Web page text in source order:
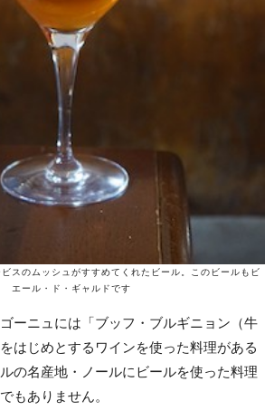
スのムッシュがすすめてくれたビール。このビールもビ
エール・ド・ギャルドです
ーニュには「ブッフ・ブルギニョン（牛
はじめとするワインを使った料理がある
の名産地・ノールにビールを使った料理
もありません。